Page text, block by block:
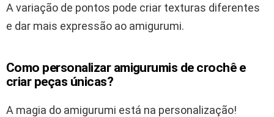
A variação de pontos pode criar texturas diferentes
e dar mais expressão ao amigurumi.
Como personalizar amigurumis de crochê e
criar peças únicas?
A magia do amigurumi está na personalização!